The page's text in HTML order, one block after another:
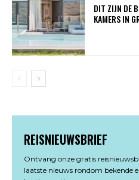
DIT ZIJN DE
KAMERS IN
REISNIEUWSBRIEF
Ontvang onze gratis
laatste nieuws rondom bekende